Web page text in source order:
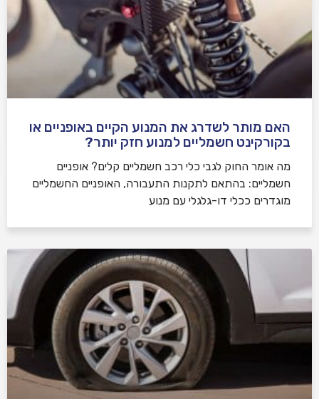
האם מותר לשדרג את המנוע הקיים באופניים או
בקורקינט חשמליים למנוע חזק יותר?
מה אומר החוק לגבי כלי רכב חשמליים קלים? אופניים
חשמליים: בהתאם לתקנות התעבורה, האופניים החשמליים
מוגדרים ככלי דו-גלגלי עם מנוע